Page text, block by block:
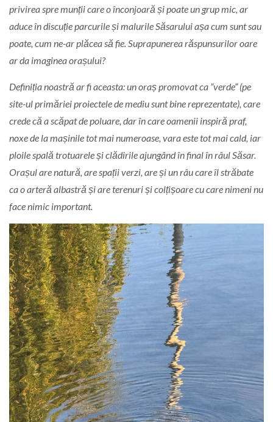
privirea spre munții care o înconjoară și poate un grup mic, ar
aduce în discuție parcurile și malurile Săsarului așa cum sunt sau
poate, cum ne-ar plăcea să fie. Suprapunerea răspunsurilor oare
ar da imaginea orașului?
Definiția noastră ar fi aceasta: un oraș promovat ca ”verde” (pe
site-ul primăriei proiectele de mediu sunt bine reprezentate), care
crede că a scăpat de poluare, dar în care oamenii inspiră praf,
noxe de la mașinile tot mai numeroase, vara este tot mai cald, iar
ploile spală trotuarele și clădirile ajungând în final în râul Săsar.
Orașul are natură, are spații verzi, are și un râu care îl străbate
ca o arteră albastră și are terenuri și colțișoare cu care nimeni nu
face nimic important.